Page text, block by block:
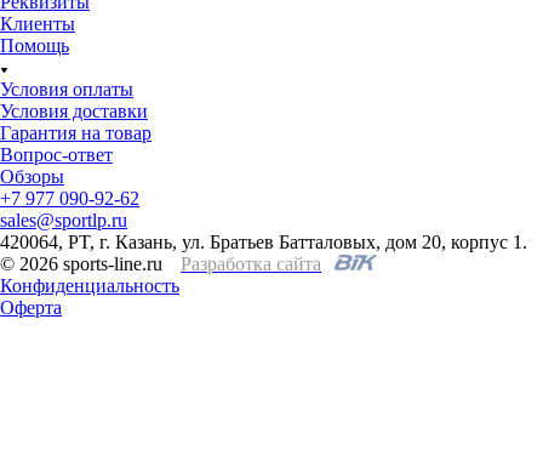
Клиенты
Помощь
Условия оплаты
Условия доставки
Гарантия на товар
Вопрос-ответ
Обзоры
+7 977 090-92-62
sales@sportlp.ru
420064, PT, г. Казань, ул. Братьев Батталовых, дом 20, корпус 1.
© 2026 sports-line.ru
Разработка сайта
Конфиденциальность
Оферта